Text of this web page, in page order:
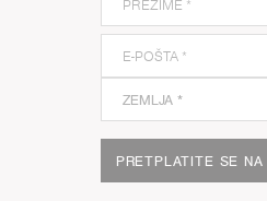
PRETPLATITE SE